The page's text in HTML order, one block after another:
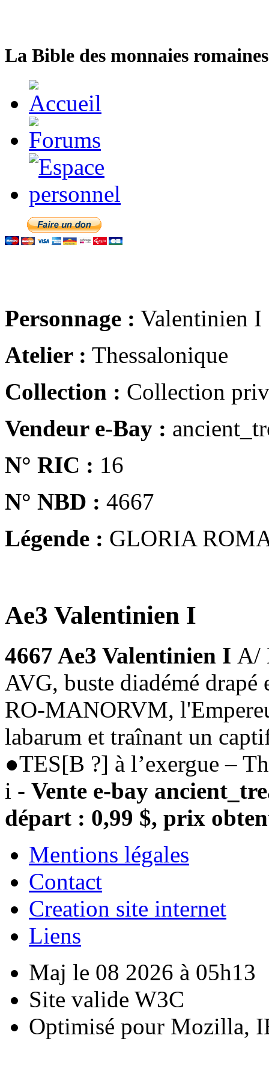
La Bible des monnaies
Personnage : Valentinien I
Atelier : Thessalonique
Collection : Collection
Vendeur e-Bay :
N° RIC : 16
N° NBD : 4667
Légende : GLORIA
Ae3 Valentinien I
4667 Ae3 Valentinien I A/
AVG, buste diadémé
RO-MANORVM,
labarum et traînant un
●TES[B ?] à l’exergue –
i - Vente e-bay
départ : 0,99 $, prix
Mentions légales
Contact
Creation site internet
Liens
Maj le 08 2026 à 05h13
Site valide W3C
Optimisé pour Mozilla,